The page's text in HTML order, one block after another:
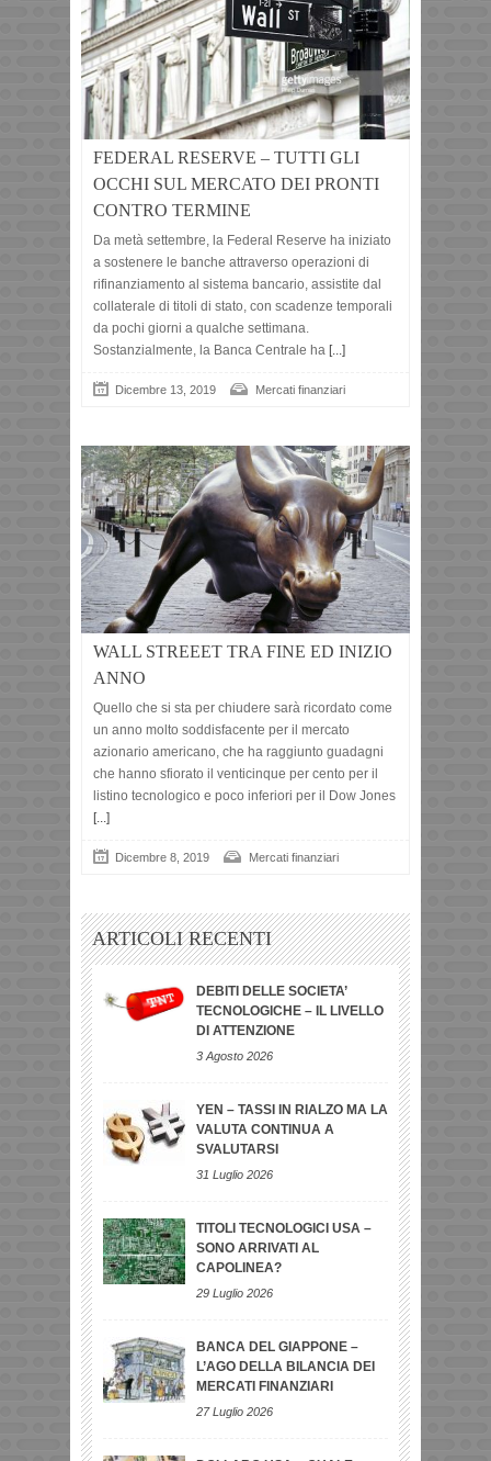
FEDERAL RESERVE – TUTTI GLI
OCCHI SUL MERCATO DEI PRONTI
CONTRO TERMINE
Da metà settembre, la Federal Reserve ha iniziato
a sostenere le banche attraverso operazioni di
rifinanziamento al sistema bancario, assistite dal
collaterale di titoli di stato, con scadenze temporali
da pochi giorni a qualche settimana.
Sostanzialmente, la Banca Centrale ha [...]
Dicembre 13, 2019 Mercati finanziari
WALL STREEET TRA FINE ED INIZIO
ANNO
Quello che si sta per chiudere sarà ricordato come
un anno molto soddisfacente per il mercato
azionario americano, che ha raggiunto guadagni
che hanno sfiorato il venticinque per cento per il
listino tecnologico e poco inferiori per il Dow Jones
[...]
Dicembre 8, 2019 Mercati finanziari
ARTICOLI RECENTI
DEBITI DELLE SOCIETA’
TECNOLOGICHE – IL LIVELLO
DI ATTENZIONE
3 Agosto 2026
YEN – TASSI IN RIALZO MA LA
VALUTA CONTINUA A
SVALUTARSI
31 Luglio 2026
TITOLI TECNOLOGICI USA –
SONO ARRIVATI AL
CAPOLINEA?
29 Luglio 2026
BANCA DEL GIAPPONE –
L’AGO DELLA BILANCIA DEI
MERCATI FINANZIARI
27 Luglio 2026